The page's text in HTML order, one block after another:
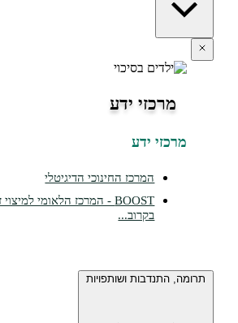
מרכזי ידע
המרכז החינוכי הדיגיטלי
BOOST - המרכז הלאומי למיצוי זכויות - יעלה
התנדבות ושותפויות